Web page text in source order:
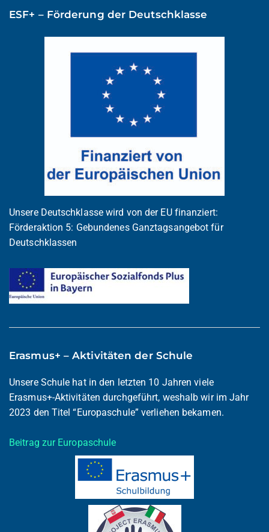
ESF+ – Förderung der Deutschklasse
Unsere Deutschklasse wird von der EU finanziert:
Förderaktion 5: Gebundenes Ganztagsangebot für
Deutschklassen
Erasmus+ – Aktivitäten der Schule
Unsere Schule hat in den letzten 10 Jahren viele
Erasmus+-Aktivitäten durchgeführt, weshalb wir im Jahr
2023 den Titel “Europaschule” verliehen bekamen.
Beitrag zur Europaschule